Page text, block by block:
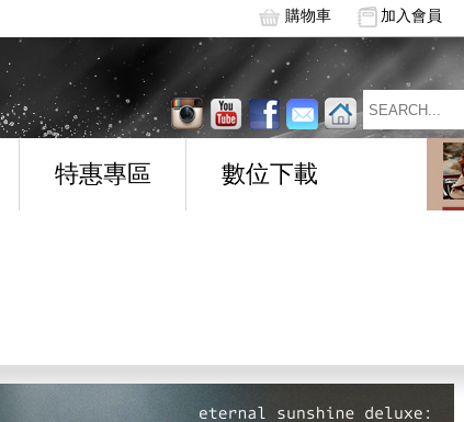
購物車 加入會員
特惠專區 數位下載